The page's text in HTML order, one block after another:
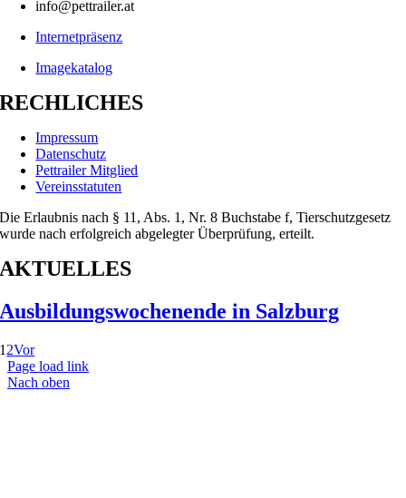
info@pettrailer.at
Internetpräsenz
Imagekatalog
RECHLICHES
Impressum
Datenschutz
Pettrailer Mitglied
Vereinsstatuten
Die Erlaubnis nach § 11, Abs. 1, Nr. 8 Buchstabe f, Tierschutzgesetz
wurde nach erfolgreich abgelegter Überprüfung, erteilt.
AKTUELLES
Ausbildungswochenende in Salzburg
1 2Vor
Page load link
Nach oben